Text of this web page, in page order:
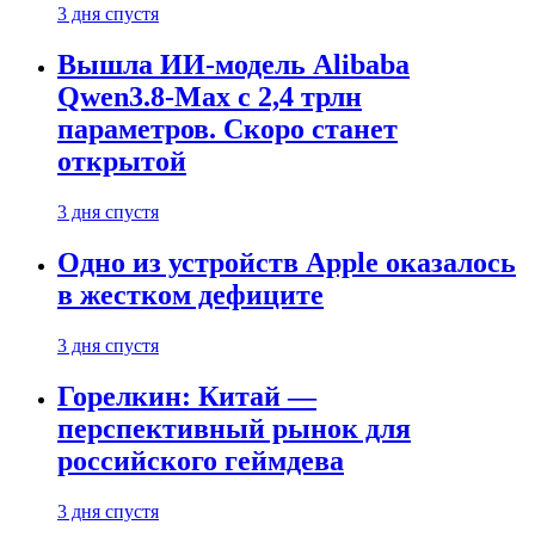
3 дня спустя
Вышла ИИ-модель Alibaba
Qwen3.8-Max с 2,4 трлн
параметров. Скоро станет
открытой
3 дня спустя
Одно из устройств Apple оказалось
в жестком дефиците
3 дня спустя
Горелкин: Китай —
перспективный рынок для
российского геймдева
3 дня спустя